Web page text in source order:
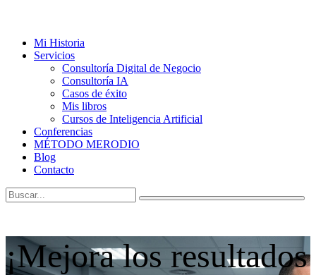
Mi Historia
Servicios
Consultoría Digital de Negocio
Consultoría IA
Casos de éxito
Mis libros
Cursos de Inteligencia Artificial
Conferencias
MÉTODO MERODIO
Blog
Contacto
¡Mejora los resultados